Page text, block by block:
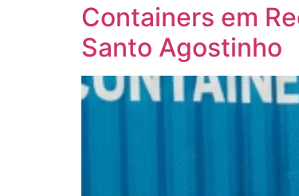
Containers em
Santo Agostinho